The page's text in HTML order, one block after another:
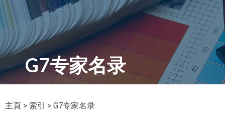
G7专家名录
主頁 > 索引 > G7专家名录